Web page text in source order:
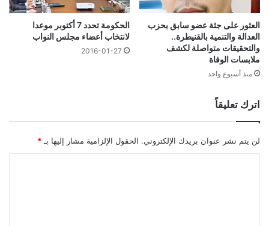
العثور على جثة عضو سابق بحزب
العدالة والتنمية بالقنيطرة..
والتحقيقات متواصلة لكشف
ملابسات الوفاة
منذ أسبوع واحد
الحكومة تحدد 7 أكتوبر موعدا
لانتخاب أعضاء مجلس النواب
2016-01-27
اترك تعليقاً
لن يتم نشر عنوان بريدك الإلكتروني. الحقول الإلزامية مشار إليها بـ *